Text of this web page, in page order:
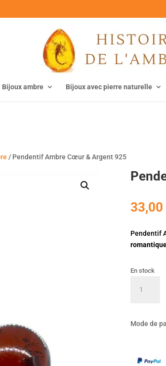
Bijoux ambre Bijoux avec pierre naturelle
/ Pendentif Ambre Cœur & Argent 925
33,00
Pendentif
En stock
Cœur
925
Mode de